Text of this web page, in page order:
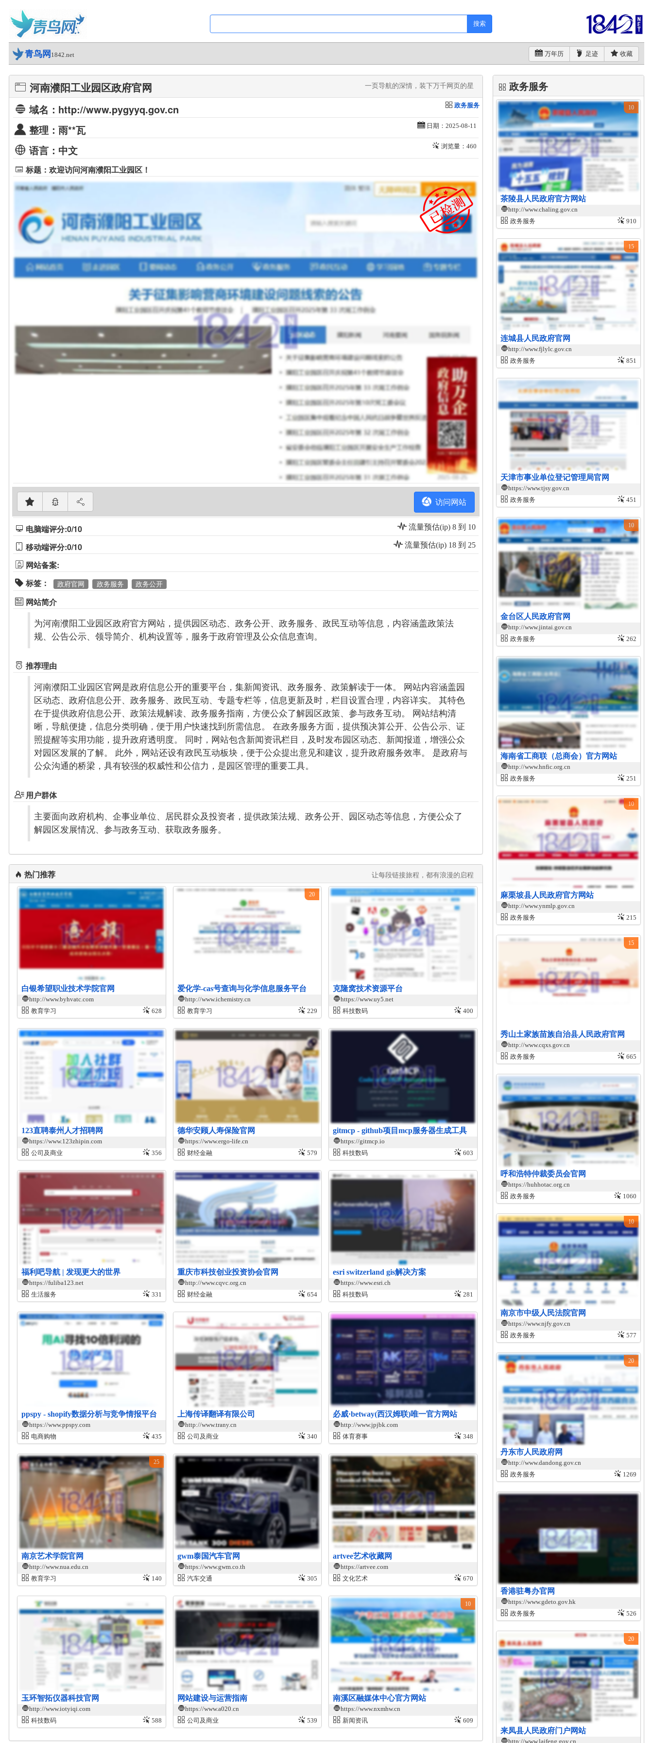
搜索
青鸟网 1842.net 万年历 足迹 收藏
河南濮阳工业园区政府官网 一页导航的深情，装下万千网页的星
域名：http://www.pygyyq.gov.cn 政务服务
整理：雨**瓦 日期：2025-08-11
语言：中文 浏览量：460
标题：欢迎访问河南濮阳工业园区！
访问网站
电脑端评分:0/10 流量预估(ip) 8 到 10
移动端评分:0/10 流量预估(ip) 18 到 25
网站备案:
标签：
政府官网 政务服务 政务公开
网站简介
为河南濮阳工业园区政府官方网站，提供园区动态、政务公开、政务服务、政民互动等信息，内容涵盖政策法
规、公告公示、领导简介、机构设置等，服务于政府管理及公众信息查询。
推荐理由
河南濮阳工业园区官网是政府信息公开的重要平台，集新闻资讯、政务服务、政策解读于一体。 网站内容涵盖园
区动态、政府信息公开、政务服务、政民互动、专题专栏等，信息更新及时，栏目设置合理，内容详实。 其特色
在于提供政府信息公开、政策法规解读、政务服务指南，方便公众了解园区政策、参与政务互动。 网站结构清
晰，导航便捷，信息分类明确，便于用户快速找到所需信息。 在政务服务方面，提供预决算公开、公告公示、证
照提醒等实用功能，提升政府透明度。 同时，网站包含新闻资讯栏目，及时发布园区动态、新闻报道，增强公众
对园区发展的了解。 此外，网站还设有政民互动板块，便于公众提出意见和建议，提升政府服务效率。 是政府与
公众沟通的桥梁，具有较强的权威性和公信力，是园区管理的重要工具。
用户群体
主要面向政府机构、企事业单位、居民群众及投资者，提供政策法规、政务公开、园区动态等信息，方便公众了
解园区发展情况、参与政务互动、获取政务服务。
热门推荐 让每段链接旅程，都有浪漫的启程​
白银希望职业技术学院官网
http://www.byhvatc.com
教育学习
628
爱化学-cas号查询与化学信息服务平台
http://www.ichemistry.cn
教育学习
229
20
克隆窝技术资源平台
https://www.uy5.net
科技数码
400
123直聘泰州人才招聘网
https://www.123zhipin.com
公司及商业
356
德华安顾人寿保险官网
https://www.ergo-life.cn
财经金融
579
gitmcp - github项目mcp服务器生成工具
https://gitmcp.io
科技数码
603
福利吧导航 | 发现更大的世界
https://fuliba123.net
生活服务
331
重庆市科技创业投资协会官网
http://www.cqvc.org.cn
财经金融
654
esri switzerland gis解决方案
https://www.esri.ch
科技数码
281
ppspy - shopify数据分析与竞争情报平台
https://www.ppspy.com
电商购物
435
上海传译翻译有限公司
http://www.trany.cn
公司及商业
340
必威·betway(西汉姆联)唯一官方网站
http://www.jpjbk.com
体育赛事
348
南京艺术学院官网
http://www.nua.edu.cn
教育学习
140
25
gwm泰国汽车官网
https://www.gwm.co.th
汽车交通
305
artvee艺术收藏网
https://artvee.com
文化艺术
670
玉环智拓仪器科技官网
http://www.iotyiqi.com
科技数码
588
网站建设与运营指南
https://www.a020.cn
公司及商业
539
南溪区融媒体中心官方网站
https://www.nxmhw.cn
新闻资讯
609
10
政务服务
茶陵县人民政府官方网站
http://www.chaling.gov.cn
政务服务
910
10
连城县人民政府官网
http://www.fjlylc.gov.cn
政务服务
851
15
天津市事业单位登记管理局官网
https://www.tjsy.gov.cn
政务服务
451
金台区人民政府官网
http://www.jintai.gov.cn
政务服务
262
10
海南省工商联（总商会）官方网站
http://www.hnfic.org.cn
政务服务
251
麻栗坡县人民政府官方网站
http://www.ynmlp.gov.cn
政务服务
215
10
秀山土家族苗族自治县人民政府官网
http://www.cqxs.gov.cn
政务服务
665
15
呼和浩特仲裁委员会官网
https://huhhotac.org.cn
政务服务
1060
南京市中级人民法院官网
https://www.njfy.gov.cn
政务服务
577
10
丹东市人民政府网
http://www.dandong.gov.cn
政务服务
1269
20
香港驻粤办官网
https://www.gdeto.gov.hk
政务服务
526
来凤县人民政府门户网站
http://www.laifeng.gov.cn
20